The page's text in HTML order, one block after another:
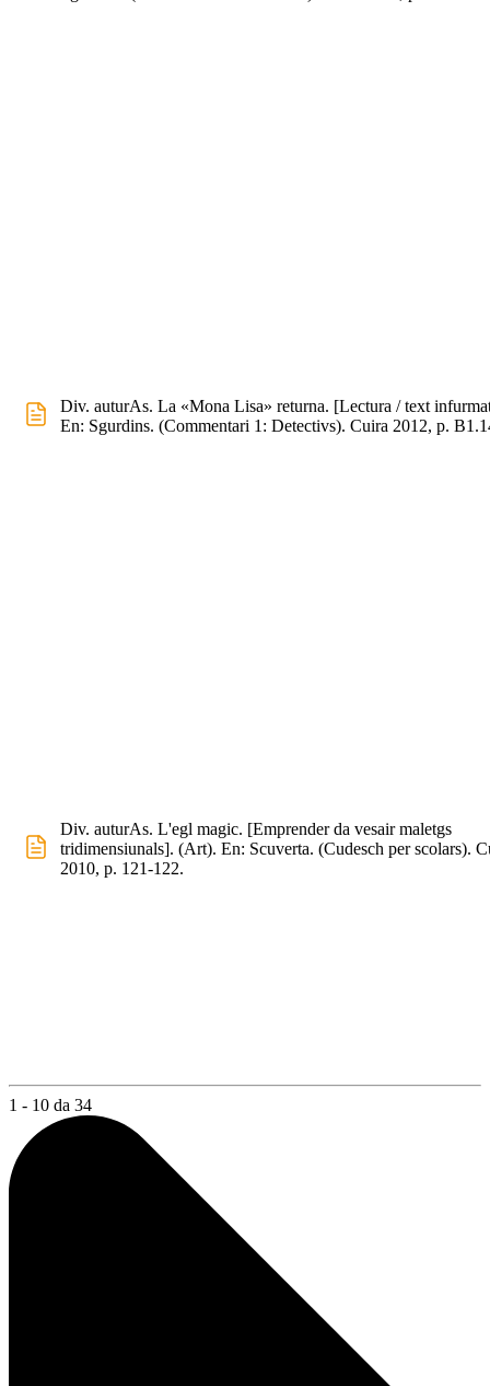
Div. auturAs. La «Mona Lisa» returna. [Lectura / text
En: Sgurdins. (Commentari 1: Detectivs). Cuira 2012, p.
Div. auturAs. L'egl magic. [Emprender da vesair maletgs
tridimensiunals]. (Art). En: Scuverta. (Cudesch per scolars).
2010, p. 121-122.
1 - 10 da 34